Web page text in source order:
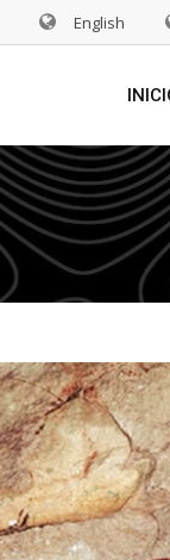
English